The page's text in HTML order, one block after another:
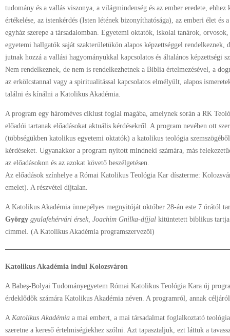
tudomány és a vallás viszonya, a világmindenség és az ember eredete,
értékelése, az istenkérdés (Isten létének bizonyíthatósága), az emberi élet és
egyház szerepe a társadalomban. Egyetemi oktatók, iskolai tanárok,
egyetemi hallgatók saját szakterületükön alapos képzettséggel rendelkeznek,
jutnak hozzá a vallási hagyományukkal kapcsolatos és általános képzettségi
Nem rendelkeznek, de nem is rendelkezhetnek a Biblia értelmezésével, a
az erkölcstannal vagy a spiritualitással kapcsolatos elmélyült, alapos
találni és kínálni a Katolikus Akadémia.
A program egy hároméves ciklust foglal magába, amelynek során a RK
előadói tartanak előadásokat aktuális kérdésekről. A program nevében ott
(többségükben katolikus egyetemi oktatók) a katolikus teológia
kérdéseket. Ugyanakkor a program nyitott mindneki számára, más
az előadásokon és az azokat követő beszélgetésen.
Az előadások színhelye a Római Katolikus Teológia Kar díszterme:
emelet). A részvétel díjtalan.
A Katolikus Akadémia ünnepélyes megnyitóját október 28-án este 7 órától
György gyulafehérvári érsek, Joachim Gnilka-díjjal kitüntetett biblikus
címmel. (A Katolikus Akadémia programszervezői)
Katolikus Akadémia indul Kolozsváron
A Babeş-Bolyai Tudományegyetem Római Katolikus Teológia Kara új
érdeklődők számára Katolikus Akadémia néven. A programról, annak
A Katolikus Akadémia a mai embert, a mai társadalmat foglalkoztató
szeretne a kereső értelmiségiekhez szólni. Azt tapasztaljuk, ezt láttuk a